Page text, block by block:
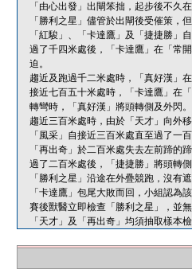
「由心出發」出閘笨拙，起步後不久
「勝利之星」儘管於出閘後受催策，
「紅駿」、「卡達鷹」及「捷捷勝」
過了千四米處後，「卡達鷹」在「常
迫。
趨近及跑過千二米處時，「真好漢」
接近七百五十米處時，「卡達鷹」在
轉彎時，「真好漢」將頭轉側及外閃。
趨近三百米處時，由於「天才」向外
「風采」自接近三百米處直至過了一
「再出奇」於二百米處失去左前蹄的蹄
過了二百米處後，「捷捷勝」將頭轉側
「勝利之星」沿途在外疊競跑，沒有
「卡達鷹」包尾大敗而回，小組認為
賽後獸醫立即檢查「勝利之星」，並
「天才」及「再出奇」均須抽取樣本檢